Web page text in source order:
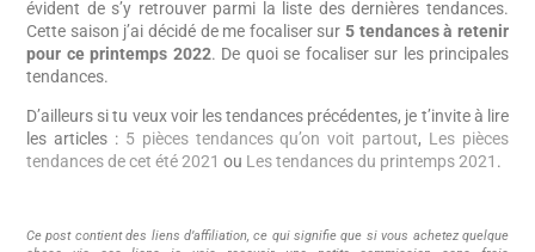
évident de s’y retrouver parmi la liste des dernières tendances.
Cette saison j’ai décidé de me focaliser sur5 tendances à retenir
pour ce printemps 2022. De quoi se focaliser sur les principales
tendances.
D’ailleurs si tu veux voir les tendances précédentes, je t’invite à lire
les articles : 5 pièces tendances qu’on voit partout, Les pièces
tendances de cet été 2021 ou Les tendances du printemps 2021 .
Ce post contient des liens d’affiliation, ce qui signifie que si vous achetez quelque